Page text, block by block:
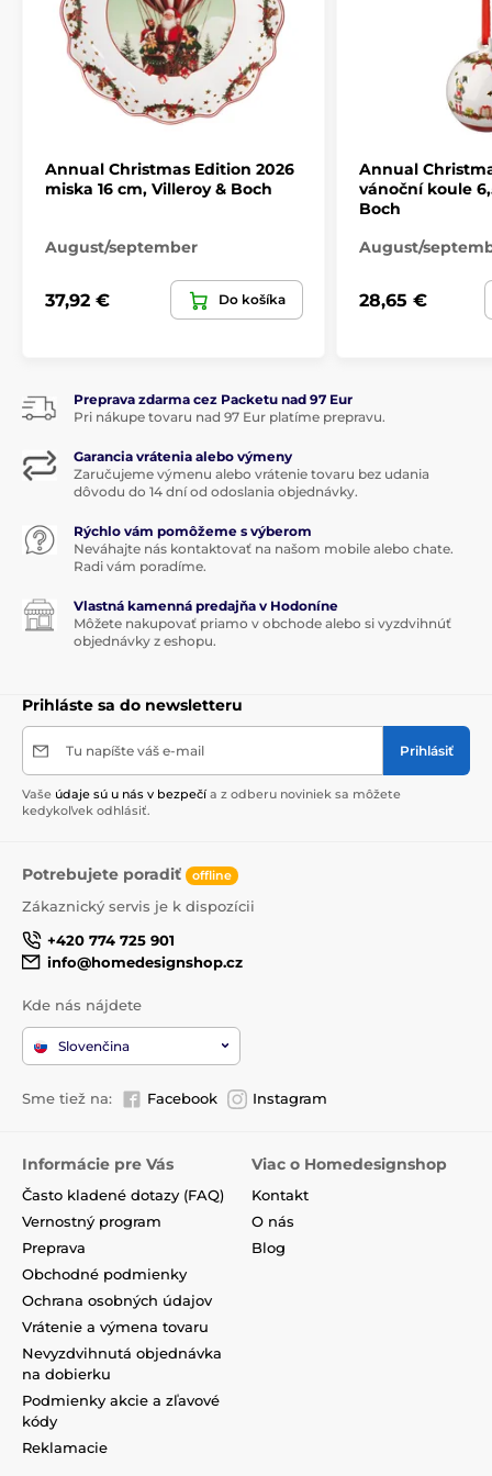
Odolný riad nepodlieha praskaniu
Povrch taniera je glazovaný a krásne sa leskne
Dno nie je glazované, ale špeciálne upravené, aby
nepoškriabalo stôl
Riadsa nemôže používať v mikrovlnnej rúre
Pečiatka na spodnej strane informuje o značke a
Darčeková krabička
ANNUAL CHRISTMAS EDITION
Vianočné stolovanie
ANNUAL CHRISTMAS EDITION
Annual Christmas Edition 2026
miska 16 cm, Villeroy & Boch
August/september
37,92 € Do košíka
Annual
vánoční koule
Boch
August/
28,65 €
Preprava zdarma cez Packetu nad 97 Eur
Pri nákupe tovaru nad 97 Eur platíme prepravu.
Garancia vrátenia alebo výmeny
Zaručujeme výmenu alebo vrátenie tovaru bez udania
dôvodu do 14 dní od odoslania objednávky.
Rýchlo vám pomôžeme s výberom
Neváhajte nás kontaktovať na našom mobile alebo chate.
Radi vám poradíme.
Vlastná kamenná predajňa v Hodoníne
Môžete nakupovať priamo v obchode alebo si vyzdvihnúť
objednávky z eshopu.
Prihláste sa do newsletteru
Tu napíšte váš e-mail Prihlásiť
Vaše údaje sú u nás v bezpečí a z odberu noviniek sa môžete
kedykoľvek odhlásiť.
Potrebujete poradiť offline
Zákaznický servis je k dispozícii
+420 774 725 901
info@homedesignshop.cz
Kde nás nájdete
Slovenčina
Sme tiež na: Facebook Instagram
Informácie pre Vás
Často kladené dotazy (FAQ)
Vernostný program
Preprava
Obchodné podmienky
Ochrana osobných údajov
Vrátenie a výmena tovaru
Nevyzdvihnutá objednávka
na dobierku
Podmienky akcie a zľavové
kódy
Reklamacie
Viac o Homedesignshop
Kontakt
O nás
Blog